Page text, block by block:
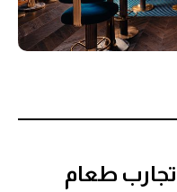
تجارب طعام